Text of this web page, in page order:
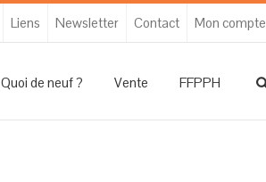
Liens Newsletter Contact Mon compte
Quoi de neuf ? Vente FFPPH